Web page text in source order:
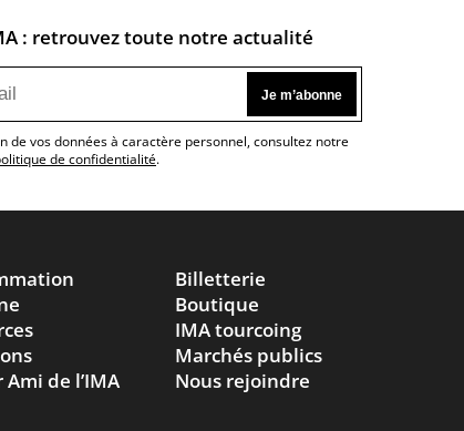
: retrouvez toute notre actualité
de vos données à caractère personnel, consultez notre
de confidentialité.
de l’IMA
Billetterie
Boutique
IMA tourcoing
Marchés publics
Nous rejoindre